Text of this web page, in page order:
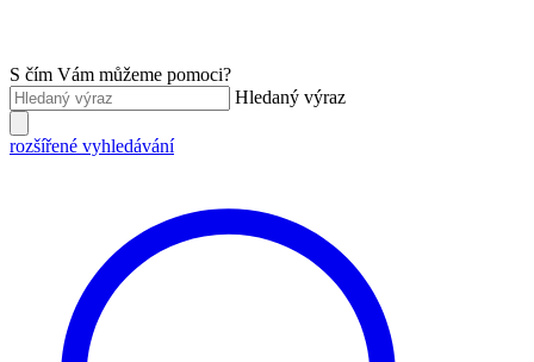
S čím Vám můžeme pomoci?
Hledaný výraz
rozšířené vyhledávání